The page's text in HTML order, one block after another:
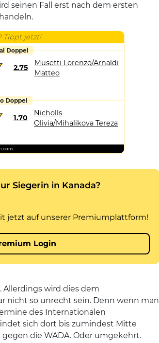
seinen Fall erst nach dem ersten
Tippt jetzt!
Doppel
2.75
Musetti Lorenzo/Arnaldi
Matteo
Doppel
1.70
Nicholls
Olivia/Mihalikova Tereza
Allerdings wird dies dem
nicht so unrecht sein. Denn wenn man
des Internationalen
sich dort bis zumindest Mitte
die WADA. Oder umgekehrt.